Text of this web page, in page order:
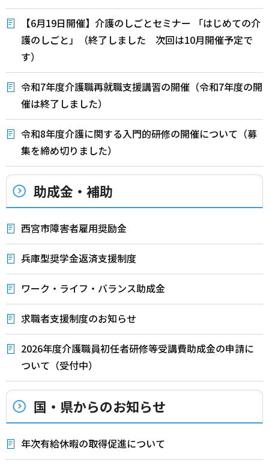
【6月19日開催】介護のしごとセミナー 「はじめての介
護のしごと」（終了しました 次回は10月開催予定で
す）
令和7年度介護職再就職支援講習の開催（令和7年度の開
催は終了しました）
令和8年度介護に関する入門的研修の開催について（募
集を締め切りました）
助成金・補助
西宮市障害者雇用奨励金
兵庫型奨学金返済支援制度
ワーク・ライフ・バランス助成金
求職者支援制度のお知らせ
2026年度介護職員初任者研修等受講費助成金の申請に
ついて（受付中）
国・県からのお知らせ
年次有給休暇の取得促進について